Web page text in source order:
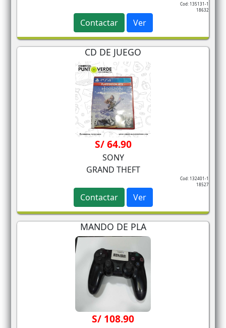
Cod: 135131-1
18632
Contactar Ver
CD DE JUEGO
S/ 64.90
SONY
GRAND THEFT
Cod: 132401-1
18527
Contactar Ver
MANDO DE PLA
S/ 108.90